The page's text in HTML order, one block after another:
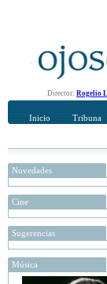
Director: Rogelio
Inicio Tribuna
Novedades
Cine
Sugerencias
Música